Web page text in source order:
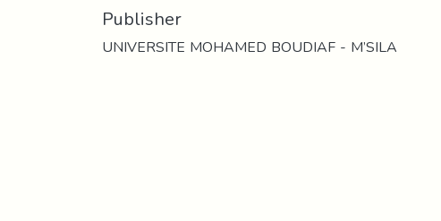
Publisher
UNIVERSITE MOHAMED BOUDIAF - M’SILA